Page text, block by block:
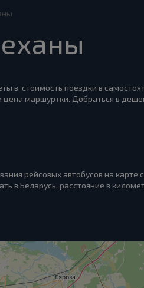
в, стоимость поездки в
цена маршуртки. Добраться в
рейсовых автобусов на карте
в Беларусь, расстояние в